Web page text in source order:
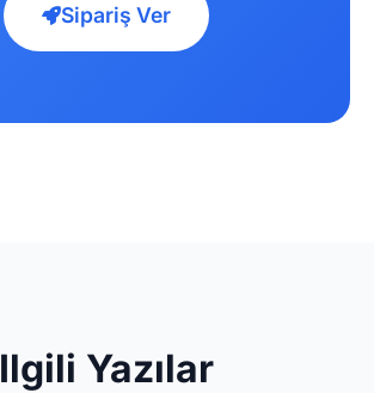
Sipariş Ver
Ilgili Yazılar